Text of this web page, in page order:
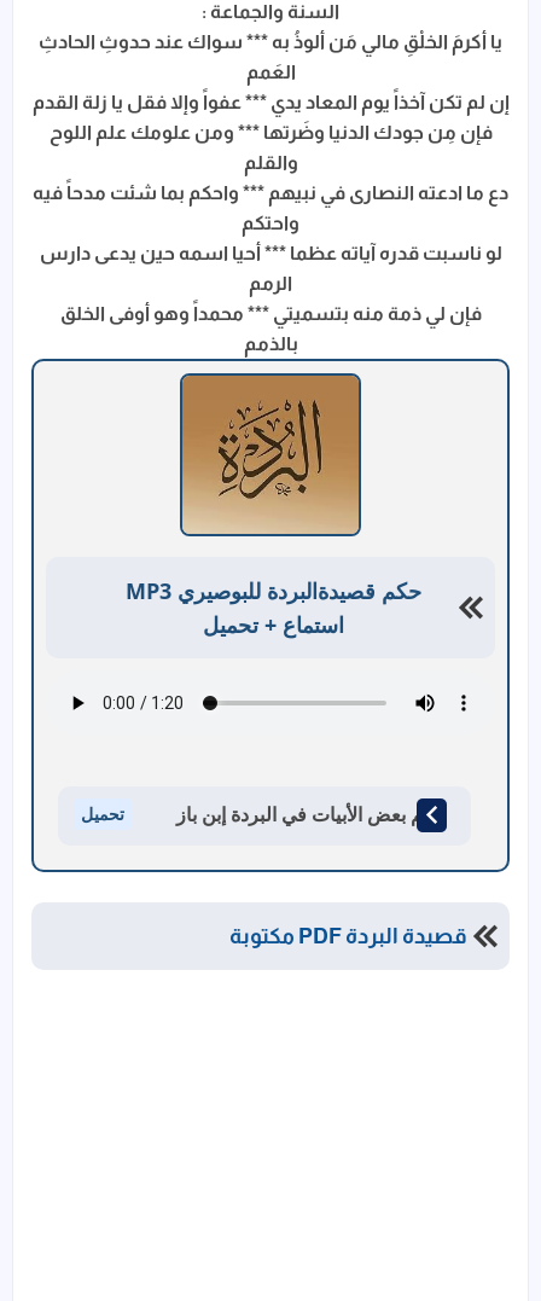
السنة والجماعة :
يا أكرمَ الخلْقِ مالي مَن ألوذُ به *** سواك عند حدوثِ الحادثِ
العَمم
إن لم تكن آخذاً يوم المعاد يدي *** عفواً وإلا فقل يا زلة القدم
فإن مِن جودك الدنيا وضَرتها *** ومن علومك علم اللوح
والقلم
دع ما ادعته النصارى في نبيهم *** واحكم بما شئت مدحاً فيه
واحتكم
لو ناسبت قدره آياته عظما *** أحيا اسمه حين يدعى دارس
الرمم
فإن لي ذمة منه بتسميتي *** محمداً وهو أوفى الخلق
بالذمم
حكم قصيدةالبردة للبوصيري MP3
استماع + تحميل
حكم بعض الأبيات في البردة إبن باز تحميل
قصيدة البردة PDF مكتوبة